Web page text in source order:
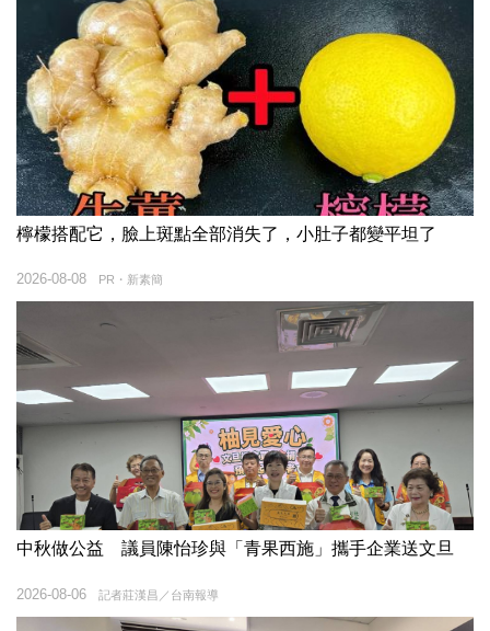
檸檬搭配它，臉上斑點全部消失了，小肚子都變平坦了
PR・新素簡
2026-08-08
中秋做公益 議員陳怡珍與「青果西施」攜手企業送文旦
記者莊漢昌／台南報導
2026-08-06